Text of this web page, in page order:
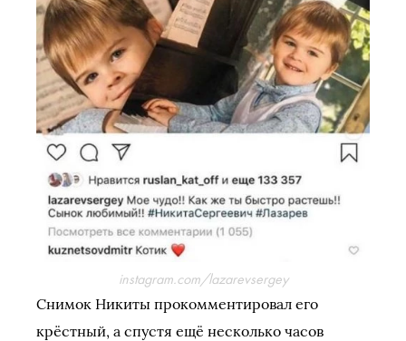
instagram.com/lazarevsergey
Снимок Никиты прокомментировал его
крёстный, а спустя ещё несколько часов